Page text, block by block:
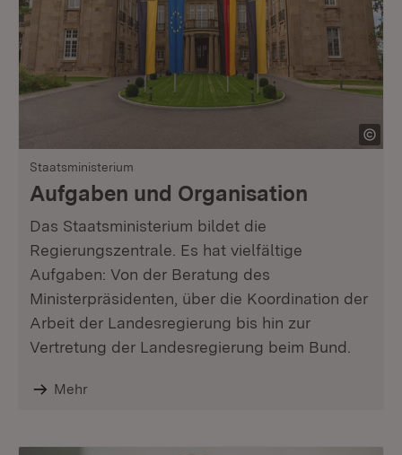
Staatsministerium
Aufgaben und Organisation
Das Staatsministerium bildet die
Regierungszentrale. Es hat vielfältige
Aufgaben: Von der Beratung des
Ministerpräsidenten, über die Koordination der
Arbeit der Landesregierung bis hin zur
Vertretung der Landesregierung beim Bund.
Mehr